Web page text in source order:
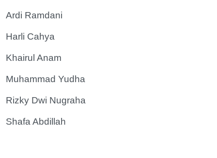
Ardi Ramdani
Harli Cahya
Khairul Anam
Muhammad Yudha
Rizky Dwi Nugraha
Shafa Abdillah